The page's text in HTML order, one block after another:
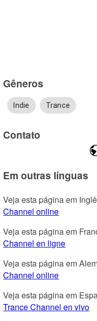
Gêneros
Indie Trance
Contato
Em outras línguas
Veja esta página em
Channel online
Veja esta página em
Channel en ligne
Veja esta página em
Channel online
Veja esta página em
Trance Channel en vivo